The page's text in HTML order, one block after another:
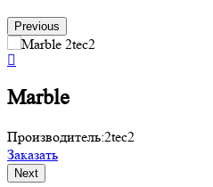
Previous
Marble
Производитель:2tec2
Заказать
Next